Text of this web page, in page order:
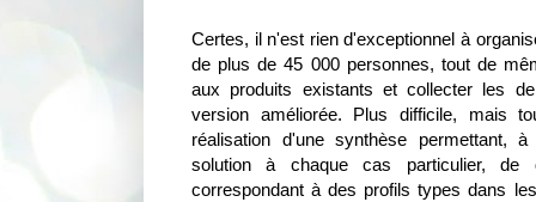
Certes, il n'est rien d'exceptionnel à
de plus de 45 000 personnes, tout de
aux produits existants et collecter les
version améliorée. Plus difficile, mais
réalisation d'une synthèse permettant,
solution à chaque cas particulier, de
correspondant à des profils types dans